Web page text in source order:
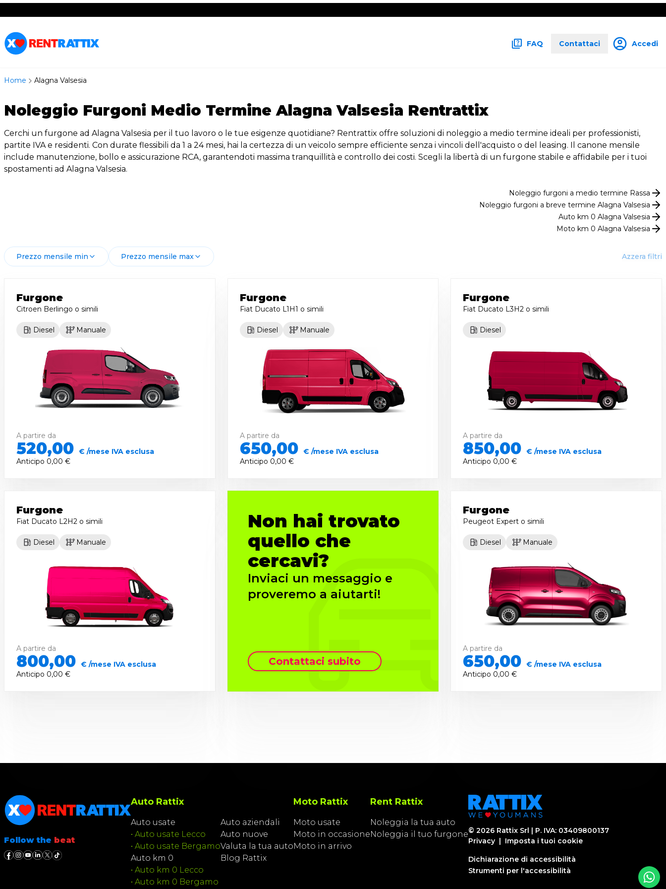
RentRattix
FAQ Contattaci Accedi
Home Alagna Valsesia
Noleggio Furgoni Medio Termine Alagna Valsesia Rentrattix
Cerchi un furgone ad Alagna Valsesia per il tuo lavoro o le tue esigenze quotidiane? Rentrattix offre soluzioni di noleggio a medio termine ideali per professionisti,
partite IVA e residenti. Con durate flessibili da 1 a 24 mesi, hai la certezza di un veicolo sempre efficiente senza i vincoli dell'acquisto o del leasing. Il canone mensile
include manutenzione, bollo e assicurazione RCA, garantendoti massima tranquillità e controllo dei costi. Scegli la libertà di un furgone stabile e affidabile per i tuoi
spostamenti ad Alagna Valsesia.
Noleggio furgoni a medio termine Rassa
Noleggio furgoni a breve termine Alagna Valsesia
Auto km 0 Alagna Valsesia
Moto km 0 Alagna Valsesia
Prezzo mensile min Prezzo mensile max Azzera filtri
Furgone
Citroen Berlingo o simili
Diesel Manuale
A partire da
520,00 € /mese IVA esclusa
Anticipo 0,00 €
Furgone
Fiat Ducato L1H1 o simili
Diesel Manuale
A partire da
650,00 € /mese IVA esclusa
Anticipo 0,00 €
Furgone
Fiat Ducato L3H2 o simili
Diesel
A partire da
850,00€ /mese IVA esclusa
Anticipo 0,00 €
Furgone
Fiat Ducato L2H2 o simili
Diesel Manuale
A partire da
800,00 € /mese IVA esclusa
Anticipo 0,00 €
Non hai trovato
quello che
cercavi?
Inviaci un messaggio e
proveremo a aiutarti!
Contattaci subito
Furgone
Peugeot Expert o simili
Diesel Manuale
A partire da
650,00€ /mese IVA esclusa
Anticipo 0,00 €
Follow the beat
Auto Rattix
Auto usate
• Auto usate Lecco
• Auto usate Bergamo
Auto km 0
• Auto km 0 Lecco
• Auto km 0 Bergamo
Auto aziendali
Auto nuove
Valuta la tua auto
Blog Rattix
Moto Rattix
Moto usate
Moto in occasione
Moto in arrivo
Rent Rattix
Noleggia la tua auto
Noleggia il tuo furgone© 2026 Rattix Srl | P. IVA: 03409800137
Privacy | Imposta i tuoi cookie
Dichiarazione di accessibilità
Strumenti per l'accessibilità